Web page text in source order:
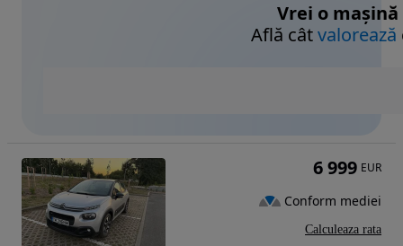
Vrei o mașină
Află câtvalorează
6 999 EUR
Conform mediei
Calculeaza rata